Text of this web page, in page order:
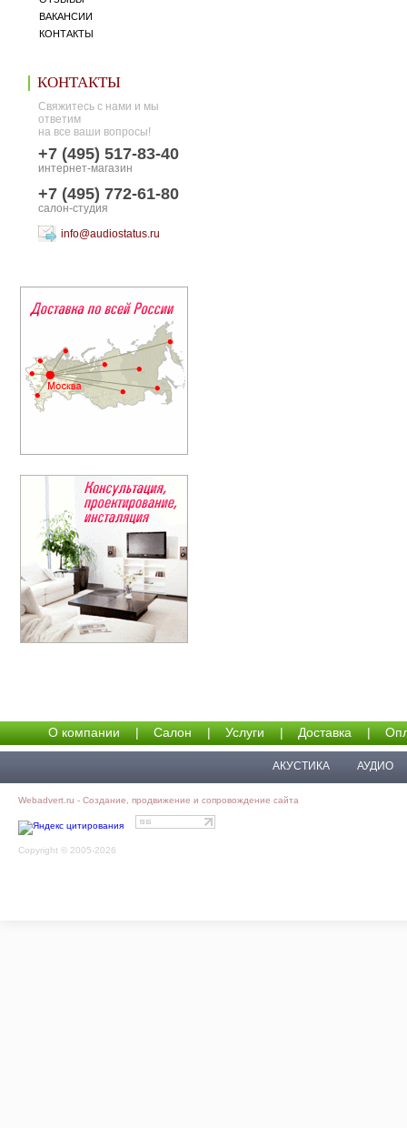
ВАКАНСИИ
КОНТАКТЫ
КОНТАКТЫ
Свяжитесь с нами и мы
ответим
на все ваши вопросы!
+7 (495) 517-83-40
интернет-магазин
+7 (495) 772-61-80
салон-студия
info@audiostatus.ru
О компании | Салон | Услуги | Доставка |
АКУСТИКА АУДИО
Webadvert.ru - Создание, продвижение и сопровождение сайта
Copyright © 2005-2026